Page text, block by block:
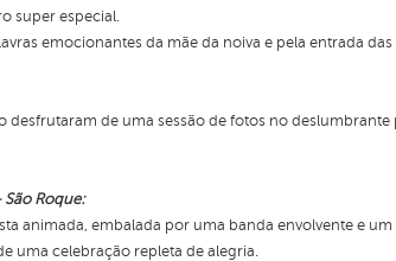
super especial.
emocionantes da mãe da noiva e pela entrada
desfrutaram de uma sessão de fotos no
Roque:
animada, embalada por uma banda envolvente e
uma celebração repleta de alegria.